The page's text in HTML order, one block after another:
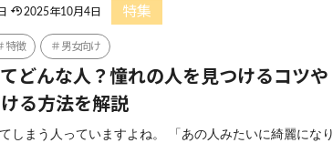
2025年10月4日 特集
特徴 男女向け
どんな人？憧れの人を見つけるコツや
る方法を解説
しまう人っていますよね。 「あの人みたいに綺麗になり